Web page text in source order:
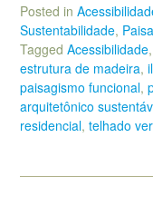
Posted in
Sustentabilidade,
Tagged Acessibilidade,
estrutura de madeira,
paisagismo funcional,
arquitetônico
residencial, telhado